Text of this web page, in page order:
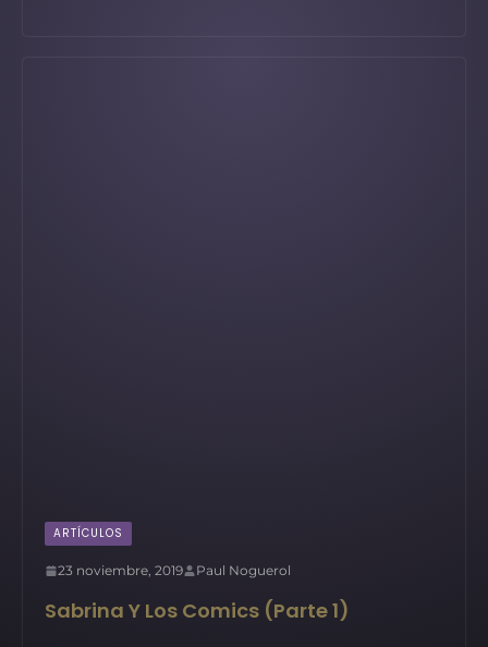
ARTÍCULOS
23 noviembre, 2019 Paul Noguerol
Sabrina Y Los Comics (Parte 1)